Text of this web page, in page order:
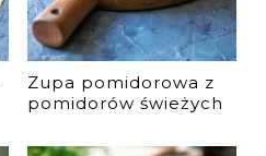
Zupa pomidorowa z
pomidorów świeżych